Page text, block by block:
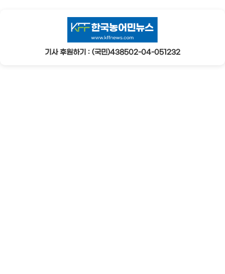
기사 후원하기 : (국민)438502-04-051232